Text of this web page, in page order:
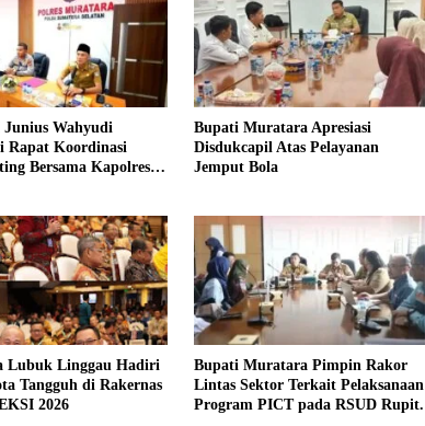
Wahyudi
Rapat Koordinasi
Bersama Kapolres
Bupati Muratara Apresiasi
Disdukcapil Atas Pelayanan
Jemput Bola
Lubuk Linggau Hadiri
Tangguh di Rakernas
2026
Bupati Muratara Pimpin Rakor
Lintas Sektor Terkait Pelaksanaan
Program PICT pada RSUD Rupit.